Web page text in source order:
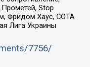
Stop
Фридом Хаус, СОТА
Лига Украины
7756/